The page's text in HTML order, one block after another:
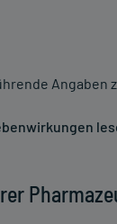
Angaben